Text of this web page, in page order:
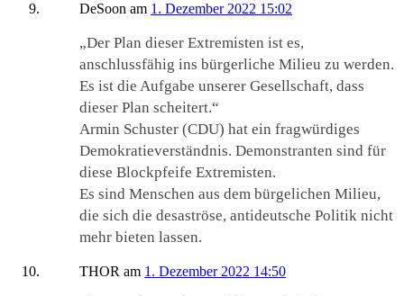
DeSoon am 1. Dezember 2022 15:02
„Der Plan dieser Extremisten ist es,
anschlussfähig ins bürgerliche Milieu zu werden.
Es ist die Aufgabe unserer Gesellschaft, dass
dieser Plan scheitert.“
Armin Schuster (CDU) hat ein fragwürdiges
Demokratieverständnis. Demonstranten sind für
diese Blockpfeife Extremisten.
Es sind Menschen aus dem bürgelichen Milieu,
die sich die desaströse, antideutsche Politik nicht
mehr bieten lassen.
THOR am 1. Dezember 2022 14:50